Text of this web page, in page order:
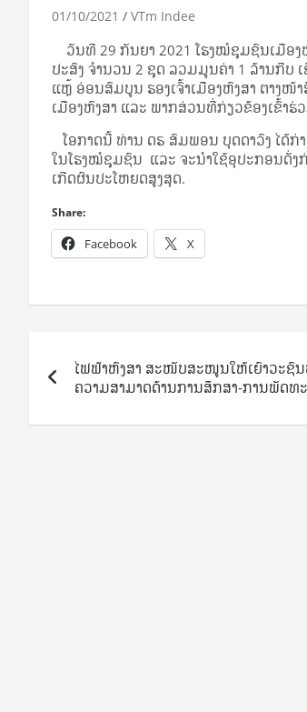
01/10/2021 VTm Indee
ວັນທີ 29 ກັນຍາ 2021 ໂຮງໝໍຊຸມຊົນເມືອງ
ປະສົງ ຈຳນວນ 2 ຊຸດ ລວມມູນຄ່າ 1 ລ້ານກີບ
ແຫຼ້ ອ່ອນສົມບູນ ຮອງເຈົ້າເມືອງຫົງສາ ຕາງ
ເມືອງຫົງສາ ແລະ ພາກສ່ວນທີ່ກ່ຽວຂ້ອງເຂົ້າຮ່
ໂອກາດນີ້ ທ່ານ ດຣ ສົມພອນ ບຸດດາວົງ ໄດ້ກ່
ໃນໂຮງໝໍຊຸມຊົນ ແລະ ຈະນຳໃຊ້ອຸປະກອນດັ່ງ
ເກີດຜົນປະໂຫຍດສູງສຸດ.
Share:
Facebook X
navigation
ໄຟຟ້າຫົງສາ ສະໜັບສະໜູນໃຫ້ເຍົາວະຊົ
ຄວາມສາມາດດ້ານການສຶກສາ-ການພັດທ